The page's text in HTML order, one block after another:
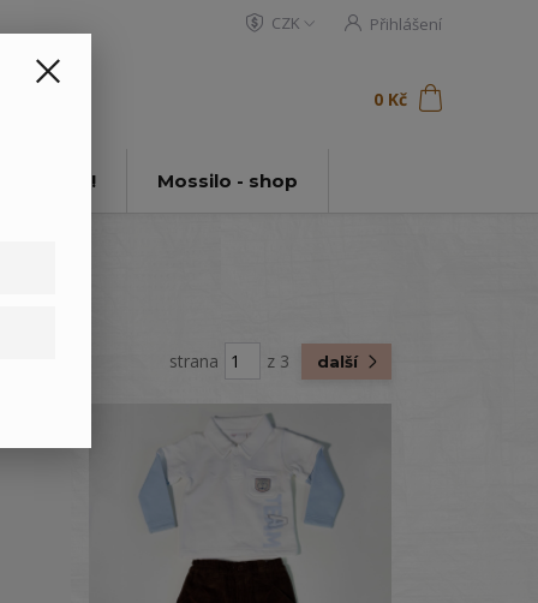
CZK Přihlášení
0 Kč
Mossilo! Mossilo - shop
strana z 3 další